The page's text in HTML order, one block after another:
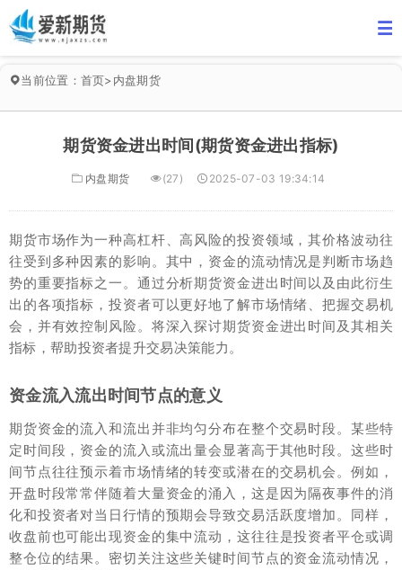
当前位置： 首页>内盘期货
期货资金进出时间(期货资金进出指标)
内盘期货 (27) 2025-07-03 19:34:14
期货市场作为一种高杠杆、高风险的投资领域，其价格波动往
往受到多种因素的影响。其中，资金的流动情况是判断市场趋
势的重要指标之一。通过分析期货资金进出时间以及由此衍生
出的各项指标，投资者可以更好地了解市场情绪、把握交易机
会，并有效控制风险。将深入探讨期货资金进出时间及其相关
指标，帮助投资者提升交易决策能力。
资金流入流出时间节点的意义
期货资金的流入和流出并非均匀分布在整个交易时段。某些特
定时间段，资金的流入或流出量会显著高于其他时段。这些时
间节点往往预示着市场情绪的转变或潜在的交易机会。例如，
开盘时段常常伴随着大量资金的涌入，这是因为隔夜事件的消
化和投资者对当日行情的预期会导致交易活跃度增加。同样，
收盘前也可能出现资金的集中流动，这往往是投资者平仓或调
整仓位的结果。密切关注这些关键时间节点的资金流动情况，